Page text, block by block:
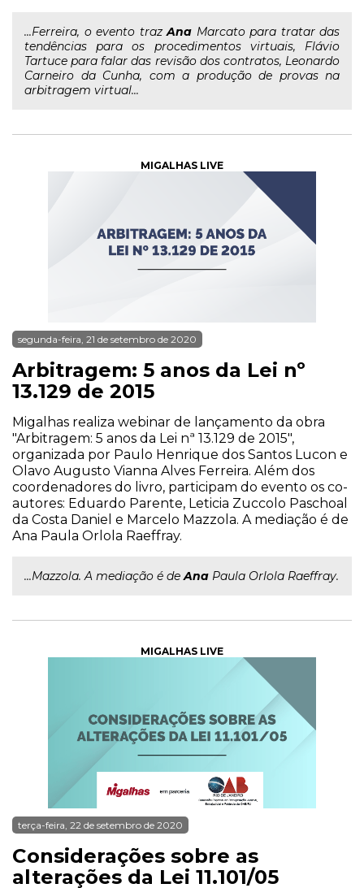
...Ferreira, o evento trazAna Marcato para tratar das
tendências para os procedimentos virtuais, Flávio
Tartuce para falar das revisão dos contratos, Leonardo
Carneiro da Cunha, com a produção de provas na
arbitragem virtual...
MIGALHAS LIVE
segunda-feira, 21 de setembro de 2020
Arbitragem: 5 anos da Lei nº
13.129 de 2015
Migalhas realiza webinar de lançamento da obra
"Arbitragem: 5 anos da Lei nª 13.129 de 2015",
organizada por Paulo Henrique dos Santos Lucon e
Olavo Augusto Vianna Alves Ferreira. Além dos
coordenadores do livro, participam do evento os co-
autores: Eduardo Parente, Leticia Zuccolo Paschoal
da Costa Daniel e Marcelo Mazzola. A mediação é de
Ana Paula Orlola Raeffray.
...Mazzola. A mediação é deAna Paula Orlola Raeffray.
MIGALHAS LIVE
terça-feira, 22 de setembro de 2020
Considerações sobre as
alterações da Lei 11.101/05